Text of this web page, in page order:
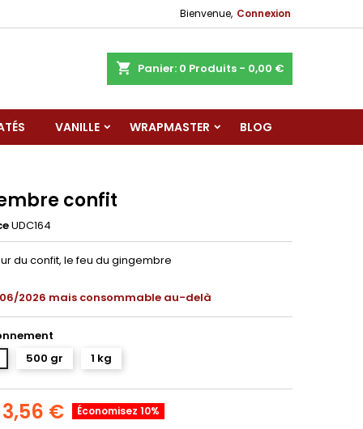
Bienvenue, Connexion
shopping_cart Panier: 0 Produits - 0,00 €
VANILLE WRAPMASTER BLOG
confit
UDC164
du confit, le feu du gingembre
06/2026 mais consommable au-delà
500 gr 1 kg
3,56 € Économisez 10%